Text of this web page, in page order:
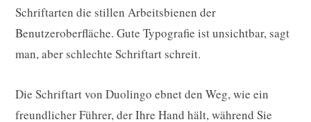
Schriftarten die stillen Arbeitsbienen der
Benutzeroberfläche. Gute Typografie ist unsichtbar, sagt
man, aber schlechte Schriftart schreit.
Die Schriftart von Duolingo ebnet den Weg, wie ein
freundlicher Führer, der Ihre Hand hält, während Sie